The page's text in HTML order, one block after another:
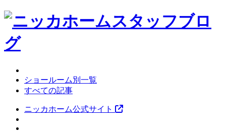
ショールーム別一覧
すべての記事
ニッカホーム公式サイト